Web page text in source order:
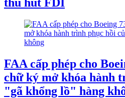
FAA cấp phép cho
chữ ký mở khóa hành
"gã khổng lồ" hàng